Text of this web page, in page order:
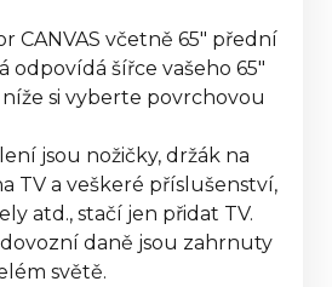
CANVAS včetně 65" přední
odpovídá šířce vašeho 65"
si vyberte povrchovou
jsou nožičky, držák na
TV a veškeré příslušenství,
atd., stačí jen přidat TV.
daně jsou zahrnuty
světě.